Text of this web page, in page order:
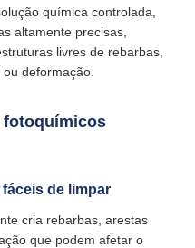
química controlada,
altamente precisas,
livres de rebarbas,
deformação.
fotoquímicos
de limpar
cria rebarbas, arestas
que podem afetar o